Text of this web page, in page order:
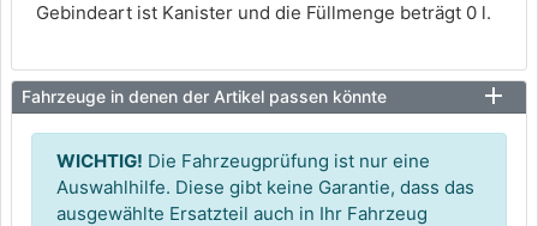
Gebindeart ist Kanister und die Füllmenge beträgt 0 l.
Fahrzeuge in denen der Artikel passen könnte
WICHTIG! Die Fahrzeugprüfung ist nur eine
Auswahlhilfe. Diese gibt keine Garantie, dass das
ausgewählte Ersatzteil auch in Ihr Fahrzeug